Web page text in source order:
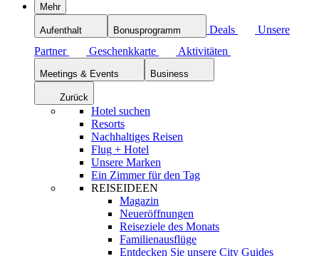
Mehr
Aufenthalt Bonusprogramm Deals
Unsere
Partner
Geschenkkarte Aktivitäten
Meetings & Events Business
Zurück
Hotel suchen
Resorts
Nachhaltiges Reisen
Flug + Hotel
Unsere Marken
Ein Zimmer für den Tag
REISEIDEEN
Magazin
Neueröffnungen
Reiseziele des Monats
Familienausflüge
Entdecken Sie unsere City Guides